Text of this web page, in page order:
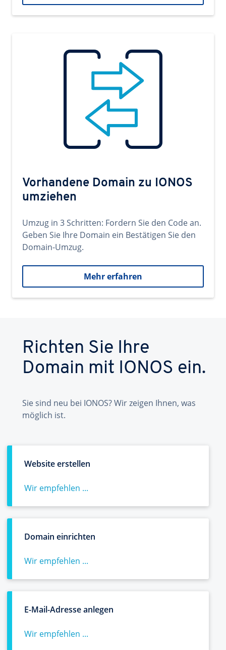
Vorhandene Domain zu IONOS
umziehen
Umzug in 3 Schritten: Fordern Sie den Code an.
Geben Sie Ihre Domain ein Bestätigen Sie den
Domain-Umzug.
Mehr erfahren
Richten Sie Ihre
Domain mit IONOS ein.
Sie sind neu bei IONOS? Wir zeigen Ihnen, was
möglich ist.
Website erstellen
Wir empfehlen ...
Domain einrichten
Wir empfehlen ...
E-Mail-Adresse anlegen
Wir empfehlen ...